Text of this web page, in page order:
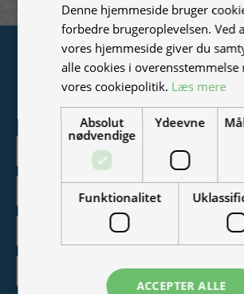
Tilmeld
Vær blandt de første til at modtage info
tilbud, events og
Denne hjemmeside bruger
forbedre brugeroplevelsen. Ved
vores hjemmeside giver du
alle cookies i overensstemmelse
vores cookiepolitik. Læs mere
Absolut
nødvendige
Ydeevne
Funktionalitet
ACCEPTER ALLE